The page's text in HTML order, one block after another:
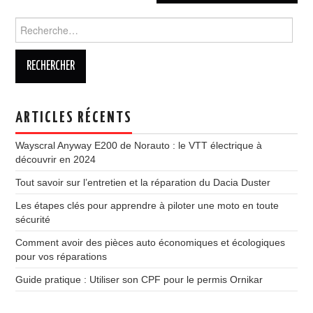
Rechercher :
ARTICLES RÉCENTS
Wayscral Anyway E200 de Norauto : le VTT électrique à
découvrir en 2024
Tout savoir sur l’entretien et la réparation du Dacia Duster
Les étapes clés pour apprendre à piloter une moto en toute
sécurité
Comment avoir des pièces auto économiques et écologiques
pour vos réparations
Guide pratique : Utiliser son CPF pour le permis Ornikar